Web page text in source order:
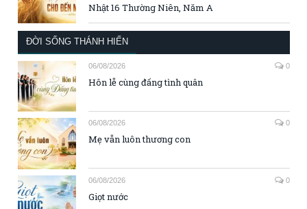
Nhật 16 Thường Niên, Năm A
ĐỜI SỐNG THÁNH HIẾN
06/08/2026 0
Hôn lễ cùng đấng tình quân
06/08/2026 0
Mẹ vẫn luôn thương con
06/08/2026 0
Giọt nước